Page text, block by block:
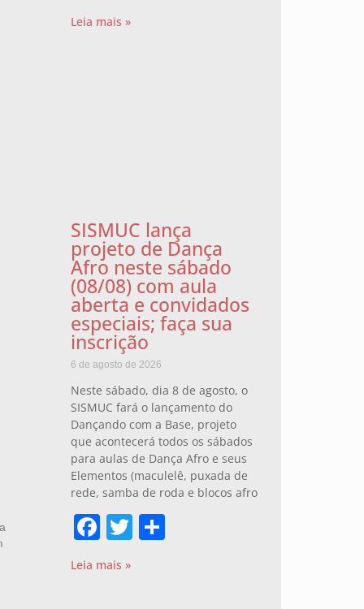
Leia mais »
SISMUC lança
projeto de Dança
Afro neste sábado
(08/08) com aula
aberta e convidados
especiais; faça sua
inscrição
6 de agosto de 2026
Neste sábado, dia 8 de agosto, o
SISMUC fará o lançamento do
Dançando com a Base, projeto
que acontecerá todos os sábados
para aulas de Dança Afro e seus
Elementos (maculelê, puxada de
rede, samba de roda e blocos afro
Facebook
Twitter
Leia mais »